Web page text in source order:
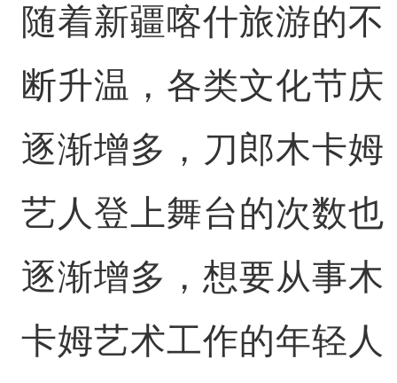
随着新疆喀什旅游的不
断升温，各类文化节庆
逐渐增多，刀郎木卡姆
艺人登上舞台的次数也
逐渐增多，想要从事木
卡姆艺术工作的年轻人